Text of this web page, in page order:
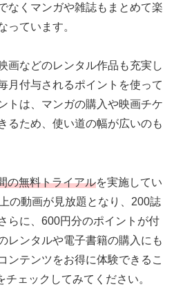
なくマンガや雑誌もまとめて楽
っています。
画などのレンタル作品も充実し
月付与されるポイントを使って
トは、マンガの購入や映画チケ
るため、使い道の幅が広いのも
の無料トライアルを実施してい
の動画が見放題となり、200誌
らに、600円分のポイントが付
レンタルや電子書籍の購入にも
ンテンツをお得に体験できるこ
ェックしてみてください。